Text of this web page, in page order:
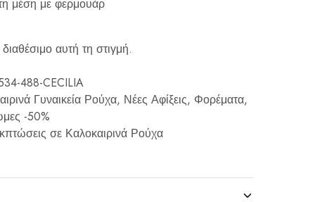
μέση με φερμουάρ
αυτή τη στιγμή.
488-CECILIA
Γυναικεία Ρούχα, Νέες Αφίξεις, Φορέματα,
-50%
σε Καλοκαιρινά Ρούχα